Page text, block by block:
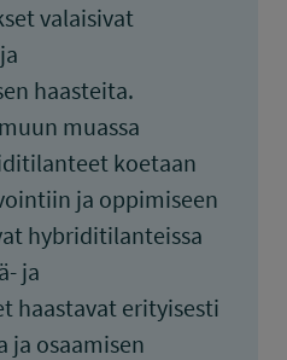
valaisivat
haasteita.
muassa
koetaan
ja oppimiseen
hybriditilanteissa
ja
haastavat erityisesti
osaamisen